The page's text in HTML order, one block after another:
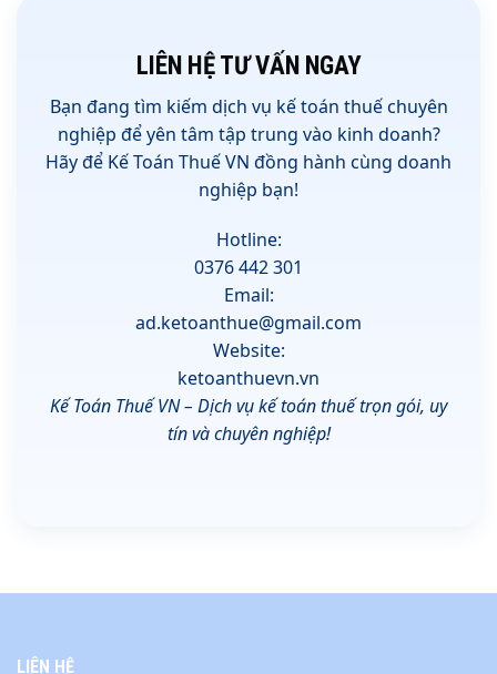
LIÊN HỆ TƯ VẤN NGAY
Bạn đang tìm kiếm dịch vụ kế toán thuế chuyên
nghiệp để yên tâm tập trung vào kinh doanh?
Hãy để Kế Toán Thuế VN đồng hành cùng doanh
nghiệp bạn!
Hotline:
0376 442 301
Email:
ad.ketoanthue@gmail.com
Website:
ketoanthuevn.vn
Kế Toán Thuế VN – Dịch vụ kế toán thuế trọn gói, uy
tín và chuyên nghiệp!
LIÊN HỆ